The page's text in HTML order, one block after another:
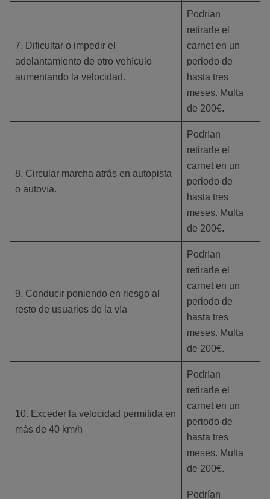
7. Dificultar o impedir el
adelantamiento de otro vehículo
aumentando la velocidad.
Podrían
retirarle el
carnet en un
periodo de
hasta tres
meses. Multa
de 200€.
8. Circular marcha atrás en autopista
o autovía.
Podrían
retirarle el
carnet en un
periodo de
hasta tres
meses. Multa
de 200€.
9. Conducir poniendo en riesgo al
resto de usuarios de la vía
Podrían
retirarle el
carnet en un
periodo de
hasta tres
meses. Multa
de 200€.
10. Exceder la velocidad permitida en
más de 40 km/h
Podrían
retirarle el
carnet en un
periodo de
hasta tres
meses. Multa
de 200€.
Podrían